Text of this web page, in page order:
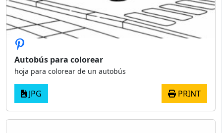
Autobús para colorear
hoja para colorear de un autobús
JPG PRINT